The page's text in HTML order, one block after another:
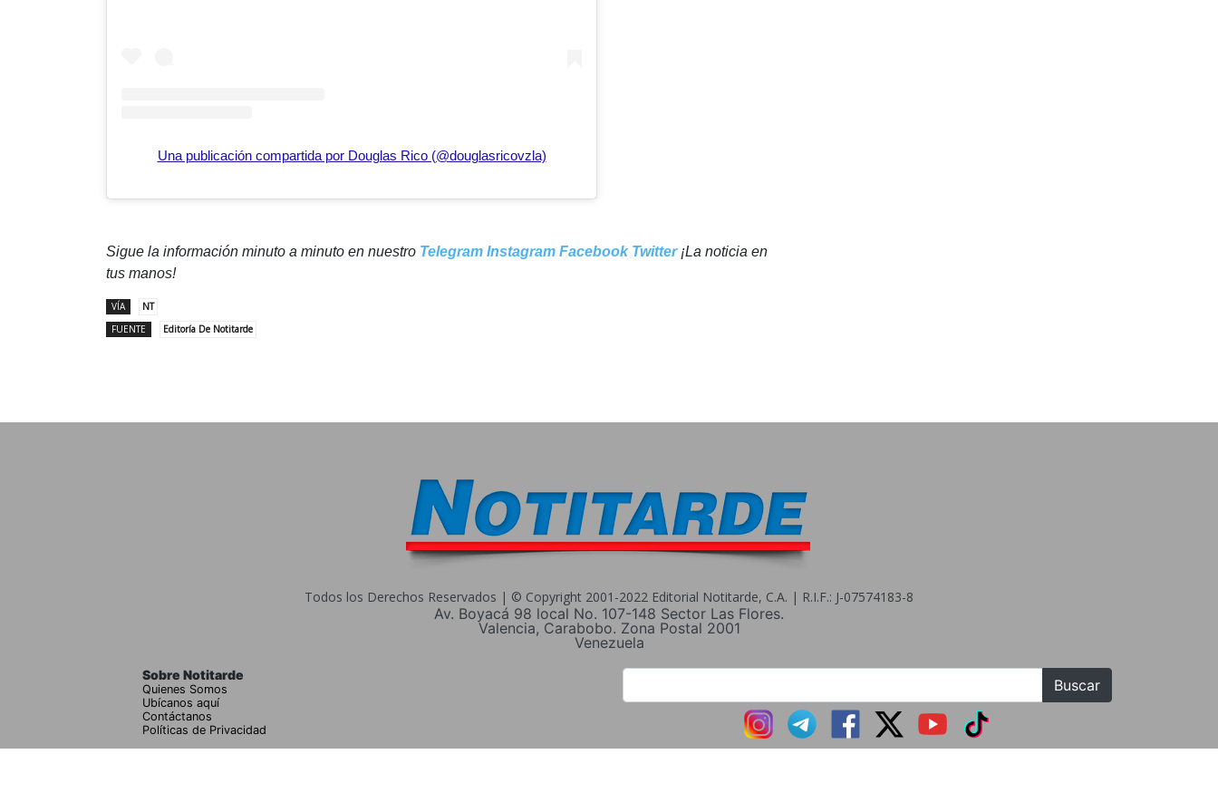
Una publicación compartida por Douglas Rico (@douglasricovzla)
Sigue la información minuto a minuto en nuestro Telegram Instagram Facebook Twitter¡La noticia en
tus manos!
VÍA
NT
FUENTE
Editoría De Notitarde
Todos los Derechos Reservados | © Copyright 2001-2022 Editorial Notitarde, C.A. | R.I.F.: J-07574183-8
Av. Boyacá 98 local No. 107-148 Sector Las Flores.
Valencia, Carabobo. Zona Postal 2001
Venezuela
Sobre Notitarde
Quienes Somos
Ubícanos aquí
Contáctanos
Políticas de Privacidad
Buscar